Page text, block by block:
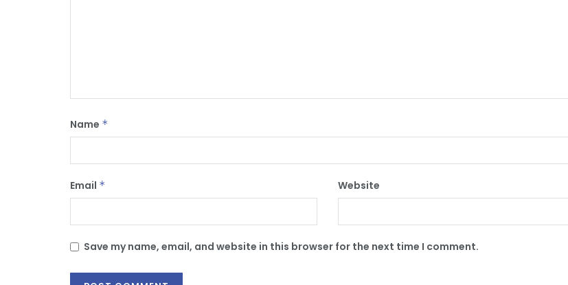
Name *
Email * Website
Save my name, email, and website in this browser for the next time I comment.